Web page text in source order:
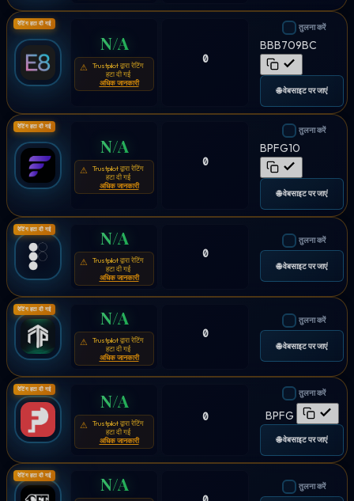
रेटिंग हटा दी गई
N/A
⚠
Trustpilot द्वारा रेटिंग
हटा दी गई
अधिक जानकारी
0
तुलना करें
BBB709BC
🌐 वेबसाइट पर जाएं
रेटिंग हटा दी गई
N/A
⚠
Trustpilot द्वारा रेटिंग
हटा दी गई
अधिक जानकारी
0
तुलना करें
BPFG10
🌐 वेबसाइट पर जाएं
रेटिंग हटा दी गई N/A
⚠
Trustpilot द्वारा रेटिंग
हटा दी गई
अधिक जानकारी
0
तुलना करें
🌐 वेबसाइट पर जाएं
रेटिंग हटा दी गई N/A
⚠
Trustpilot द्वारा रेटिंग
हटा दी गई
अधिक जानकारी
0
तुलना करें
🌐 वेबसाइट पर जाएं
रेटिंग हटा दी गई
N/A
⚠
Trustpilot द्वारा रेटिंग
हटा दी गई
अधिक जानकारी
0
तुलना करें
BPFG
🌐 वेबसाइट पर जाएं
रेटिंग हटा दी गई N/A तुलना करें